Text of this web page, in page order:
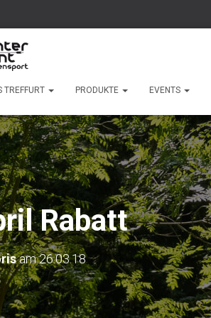
TREFFURT PRODUKTE EVENTS
Rabatt
am26.03.18